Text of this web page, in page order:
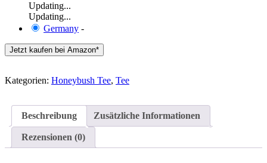
Updating...
Updating...
Germany -
Jetzt kaufen bei Amazon*
Kategorien: Honeybush Tee, Tee
Beschreibung Zusätzliche Informationen
Rezensionen (0)